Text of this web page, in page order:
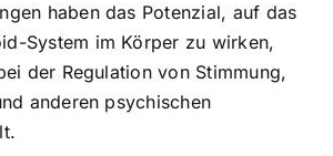
haben das Potenzial, auf das
System im Körper zu wirken,
der Regulation von Stimmung,
anderen psychischen